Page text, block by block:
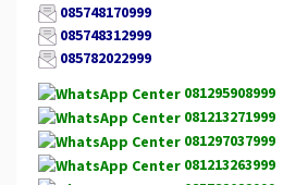
085748170999
085748312999
085782022999
081295908999
081213271999
081297037999
081213263999